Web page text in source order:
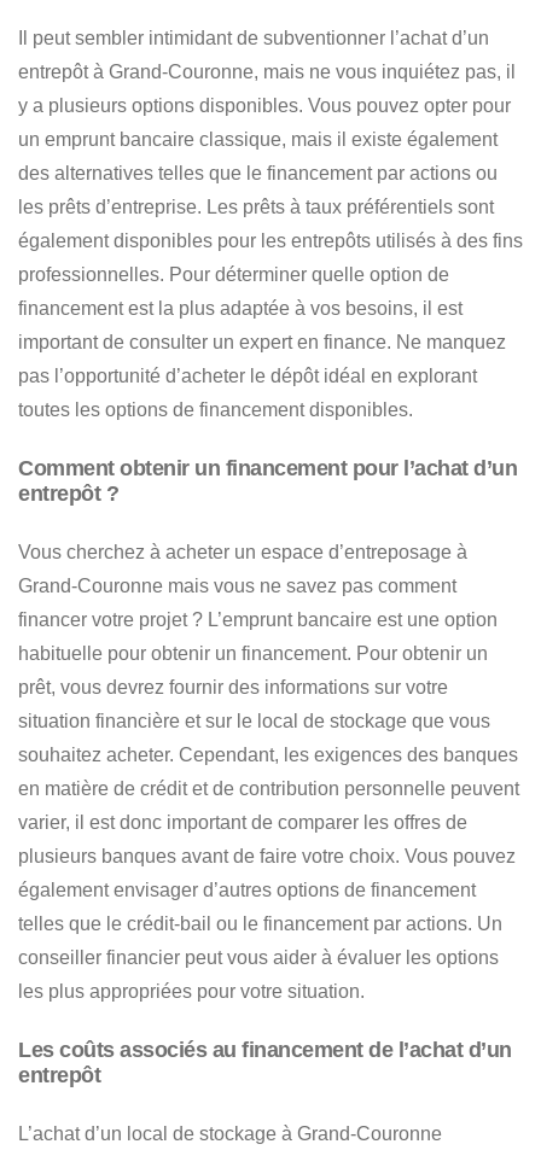
Il peut sembler intimidant de subventionner l’achat d’un
entrepôt à Grand-Couronne, mais ne vous inquiétez pas, il
y a plusieurs options disponibles. Vous pouvez opter pour
un emprunt bancaire classique, mais il existe également
des alternatives telles que le financement par actions ou
les prêts d’entreprise. Les prêts à taux préférentiels sont
également disponibles pour les entrepôts utilisés à des fins
professionnelles. Pour déterminer quelle option de
financement est la plus adaptée à vos besoins, il est
important de consulter un expert en finance. Ne manquez
pas l’opportunité d’acheter le dépôt idéal en explorant
toutes les options de financement disponibles.
Comment obtenir un financement pour l’achat d’un
entrepôt ?
Vous cherchez à acheter un espace d’entreposage à
Grand-Couronne mais vous ne savez pas comment
financer votre projet ? L’emprunt bancaire est une option
habituelle pour obtenir un financement. Pour obtenir un
prêt, vous devrez fournir des informations sur votre
situation financière et sur le local de stockage que vous
souhaitez acheter. Cependant, les exigences des banques
en matière de crédit et de contribution personnelle peuvent
varier, il est donc important de comparer les offres de
plusieurs banques avant de faire votre choix. Vous pouvez
également envisager d’autres options de financement
telles que le crédit-bail ou le financement par actions. Un
conseiller financier peut vous aider à évaluer les options
les plus appropriées pour votre situation.
Les coûts associés au financement de l’achat d’un
entrepôt
L’achat d’un local de stockage à Grand-Couronne